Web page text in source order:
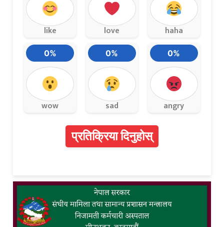
like love haha
0%
wow
0%
sad
0%
angry
प्रतिक्रिया दिनुहोस्